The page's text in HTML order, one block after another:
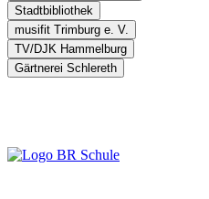
Stadtbibliothek
musifit Trimburg e. V.
TV/DJK Hammelburg
Gärtnerei Schlereth